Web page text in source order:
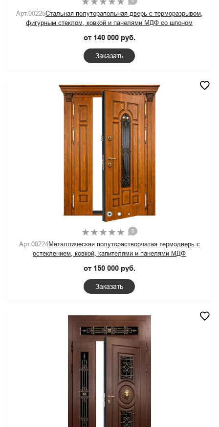
Арт.00225Стальная полуторапольная дверь с терморазрывом,
фигурным стеклом, ковкой и панелями МДФ со шпоном
от 140 000 руб.
Заказать
0
Арт.00224Металлическая полуторастворчатая термодверь с
остеклением, ковкой, капителями и панелями МДФ
от 150 000 руб.
Заказать